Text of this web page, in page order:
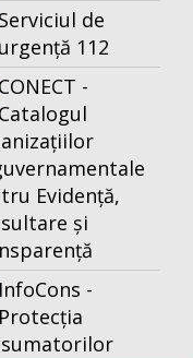
Serviciul de
urgență 112
CONECT -
Catalogul
Evidență,
și
InfoCons -
Protecția